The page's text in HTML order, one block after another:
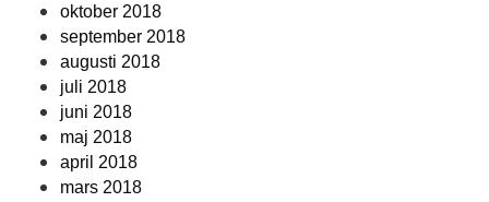
oktober 2018
september 2018
augusti 2018
juli 2018
juni 2018
maj 2018
april 2018
mars 2018